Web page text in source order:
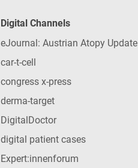
Digital Channels
eJournal: Austrian Atopy Update
car-t-cell
congress x-press
derma-target
DigitalDoctor
digital patient cases
Expert:innenforum